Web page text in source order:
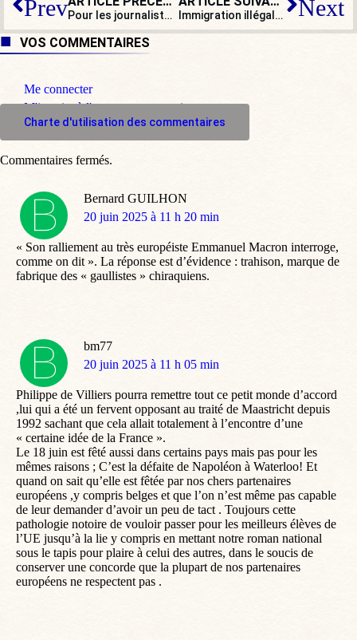
Prev Pour les journalistes du Parisien, Sophia Aram fait du racisme… anti-Suédois ! Immigration illégale : Schwarzenegger rive son clou à Whoopi Goldberg Next
VOS COMMENTAIRES
Me connecter
M'inscrire à l'espace commentaire
Charte d'utilisation des commentaires
Bernard GUILHON
dit
20 juin 2025 à 11 h 20 min
« Son ralliement au très européiste Emmanuel Macron interroge,
comme on dit ». La réponse est d’évidence : trahison, marque de
fabrique des « gaullistes » chiraquiens.
bm77
dit
20 juin 2025 à 11 h 05 min
Philippe de Villiers pourra remettre tout ce petit monde d’accord
,lui qui a été un fervent opposant au traité de Maastricht depuis
1992 sachant que cela allait totalement à l’encontre d’une
« certaine idée de la France ».
Le 18 juin est fêté aussi dans certains pays mais pas pour les
mêmes raisons ; C’est la défaite de Napoléon à Waterloo! Et
quand on sait qu’elle est fêtée par nos chers partenaires
européens ,y compris belges et que l’on n’est même pas capable
de leur demander d’avoir un peu de tact . Toujours cette
pathologie notoire de vouloir passer pour les meilleurs élèves de
l’UE jusqu’à la lie y compris en mettant notre roman national
sous le tapis pour plaire à celui des autres, dans le soucis de
conserver une concorde que la plupart de nos partenaires
européens ne respectent pas .
Commentaires fermés.